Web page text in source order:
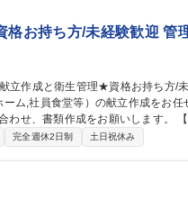
格お持ち方/未経験歓迎 管
ム,社員食堂等）の献立作成をお任
成をお願いします。 【具体的には】直
客様にとってベストか、喜んで頂け
管
完全週休2日制 土日祝休み